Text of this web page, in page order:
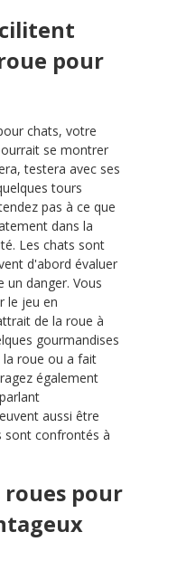
pour
chats, votre
se montrer
testera avec ses
tours
pas à ce que
dans la
Les chats sont
d'abord évaluer
un danger. Vous
le jeu en
de la roue à
gourmandises
la roue ou a fait
également
aussi être
sont confrontés à
roues pour